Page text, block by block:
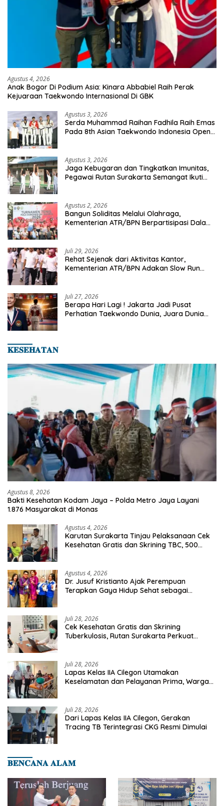
Agustus 4, 2026
Anak Bogor Di Podium Asia: Kinara Abbabiel Raih Perak
Kejuaraan Taekwondo Internasional Di GBK
Agustus 3, 2026
Serda Muhammad Raihan Fadhila Raih Emas
Pada 8th Asian Taekwondo Indonesia Open
Agustus 3, 2026
Jaga Kebugaran dan Tingkatkan Imunitas,
Pegawai Rutan Surakarta Semangat Ikuti
Agustus 2, 2026
Bangun Soliditas Melalui Olahraga,
Kementerian ATR/BPN Berpartisipasi Dalam
Juli 29, 2026
Rehat Sejenak dari Aktivitas Kantor,
Kementerian ATR/BPN Adakan Slow Run
Juli 27, 2026
Berapa Hari Lagi ! Jakarta Jadi Pusat
Perhatian Taekwondo Dunia, Juara Dunia
𝐊𝐄𝐒𝐄𝐇𝐀𝐓𝐀𝐍
Agustus 8, 2026
Bakti Kesehatan Kodam Jaya – Polda Metro Jaya Layani
1.876 Masyarakat di Monas
Agustus 4, 2026
Karutan Surakarta Tinjau Pelaksanaan Cek
Kesehatan Gratis dan Skrining TBC, 500
Agustus 4, 2026
Dr. Jusuf Kristianto Ajak Perempuan
Terapkan Gaya Hidup Sehat sebagai
Juli 28, 2026
Cek Kesehatan Gratis dan Skrining
Tuberkulosis, Rutan Surakarta Perkuat
Juli 28, 2026
Lapas Kelas IIA Cilegon Utamakan
Keselamatan dan Pelayanan Prima, Warga
Juli 28, 2026
Dari Lapas Kelas IIA Cilegon, Gerakan
Tracing TB Terintegrasi CKG Resmi Dimulai
𝐁𝐄𝐍𝐂𝐀𝐍𝐀 𝐀𝐋𝐀𝐌